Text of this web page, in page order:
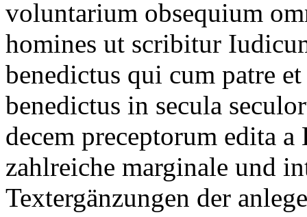
voluntarium obsequium
homines ut scribitur
benedictus qui cum patre
benedictus in secula
decem preceptorum edita
zahlreiche marginale und
Textergänzungen der